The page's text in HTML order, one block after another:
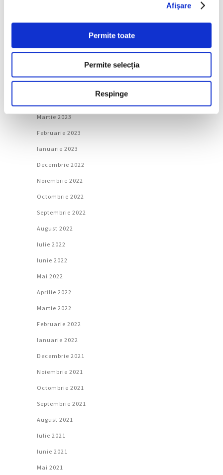
Afişare
Permite toate
Permite selecția
Respinge
Septembrie 2023
Iulie 2023
Mai 2023
Martie 2023
Februarie 2023
Ianuarie 2023
Decembrie 2022
Noiembrie 2022
Octombrie 2022
Septembrie 2022
August 2022
Iulie 2022
Iunie 2022
Mai 2022
Aprilie 2022
Martie 2022
Februarie 2022
Ianuarie 2022
Decembrie 2021
Noiembrie 2021
Octombrie 2021
Septembrie 2021
August 2021
Iulie 2021
Iunie 2021
Mai 2021